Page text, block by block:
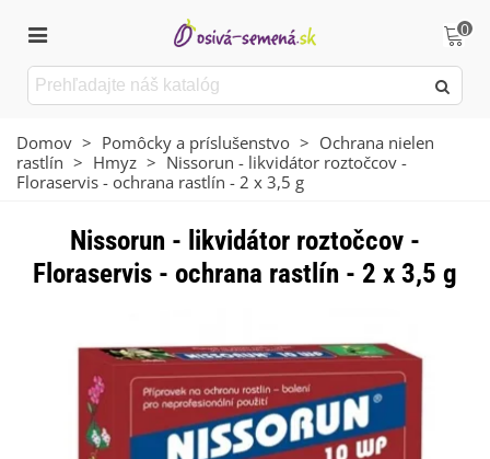
0
Domov > Pomôcky a príslušenstvo > Ochrana nielen
rastlín > Hmyz > Nissorun - likvidátor roztočcov -
Floraservis - ochrana rastlín - 2 x 3,5 g
Nissorun - likvidátor roztočcov -
Floraservis - ochrana rastlín - 2 x 3,5 g